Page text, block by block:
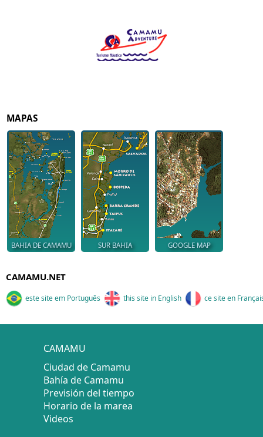
MAPAS
BAHIA DE CAMAMU SUR BAHIA GOOGLE MAP
CAMAMU.NET
este site em Português this site in English ce site en
CAMAMU
Ciudad de Camamu
Bahía de Camamu
Previsión del tiempo
Horario de la marea
Videos